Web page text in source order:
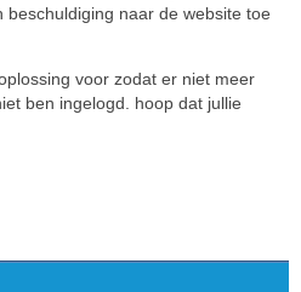
naar de website toe
voor zodat er niet meer
ben ingelogd. hoop dat jullie